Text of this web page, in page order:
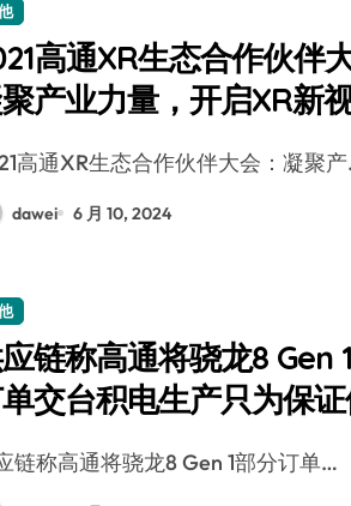
高通XR生态合作伙伴
产业力量，开启XR新
高通XR生态合作伙伴大会：凝聚
dawei 6 月 10, 2024
链称高通将骁龙8 Gen
交台积电生产只为保
应链称高通将骁龙8 Gen 1部分订单…